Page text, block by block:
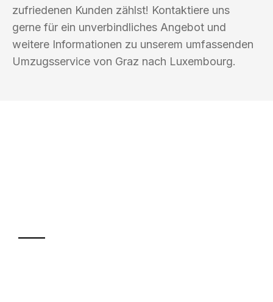
zufriedenen Kunden zählst! Kontaktiere uns
gerne für ein unverbindliches Angebot und
weitere Informationen zu unserem umfassenden
Umzugsservice von Graz nach Luxembourg.